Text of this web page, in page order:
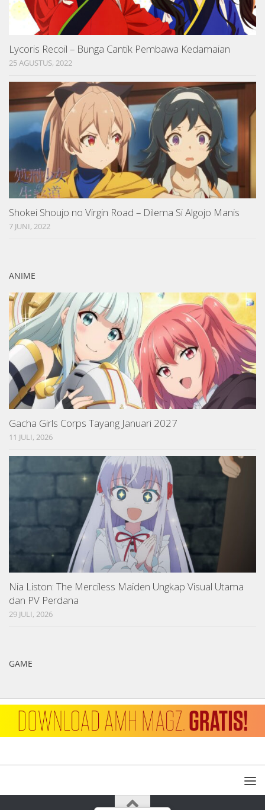
Lycoris Recoil – Bunga Cantik Pembawa Kedamaian
25 AGUSTUS, 2022
Shokei Shoujo no Virgin Road – Dilema Si Algojo Manis
7 JUNI, 2022
ANIME
Gacha Girls Corps Tayang Januari 2027
11 JULI, 2026
Nia Liston: The Merciless Maiden Ungkap Visual Utama
dan PV Perdana
29 JULI, 2026
GAME